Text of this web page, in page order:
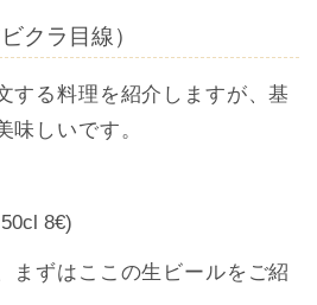
クラ目線）
する料理を紹介しますが、基
味しいです。
8€)
まずはここの生ビールをご紹